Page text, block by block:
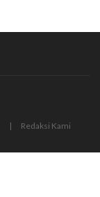
Redaksi Kami